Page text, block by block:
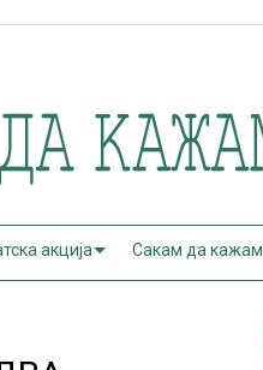
акција Сакам да кажам